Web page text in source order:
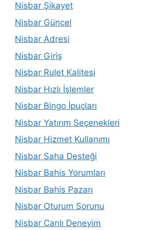
Nisbar Şikayet
Nisbar Güncel
Nisbar Adresi
Nisbar Giriş
Nisbar Rulet Kalitesi
Nisbar Hızlı İşlemler
Nisbar Bingo İpuçları
Nisbar Yatırım Seçenekleri
Nisbar Hizmet Kullanımı
Nisbar Saha Desteği
Nisbar Bahis Yorumları
Nisbar Bahis Pazarı
Nisbar Oturum Sorunu
Nisbar Canlı Deneyim